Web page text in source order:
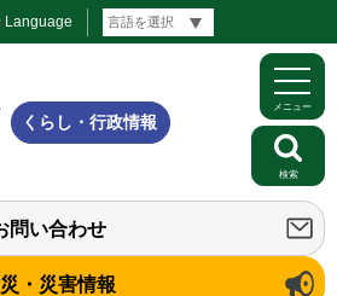
Language
くらし・行政情報
問い合わせ
・災害情報
メニュー
検索